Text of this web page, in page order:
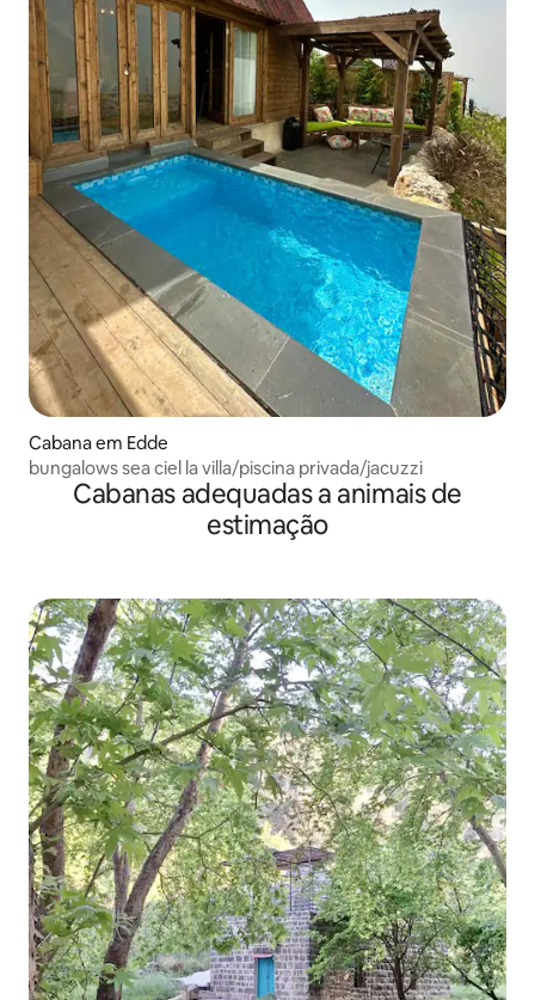
Cabana em Edde
bungalows sea ciel la villa/piscina privada/jacuzzi
Cabanas adequadas a animais de
estimação